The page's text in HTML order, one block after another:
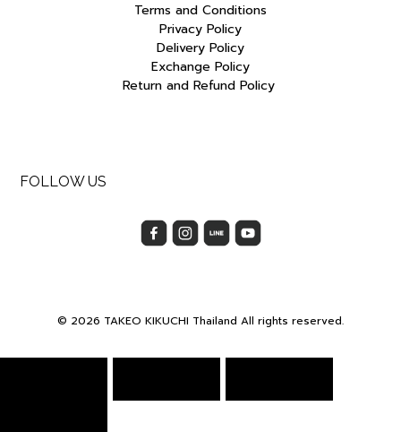
Terms and Conditions
Privacy Policy
Delivery Policy
Exchange Policy
Return and Refund Policy
FOLLOW US
© 2026 TAKEO KIKUCHI Thailand All rights reserved.